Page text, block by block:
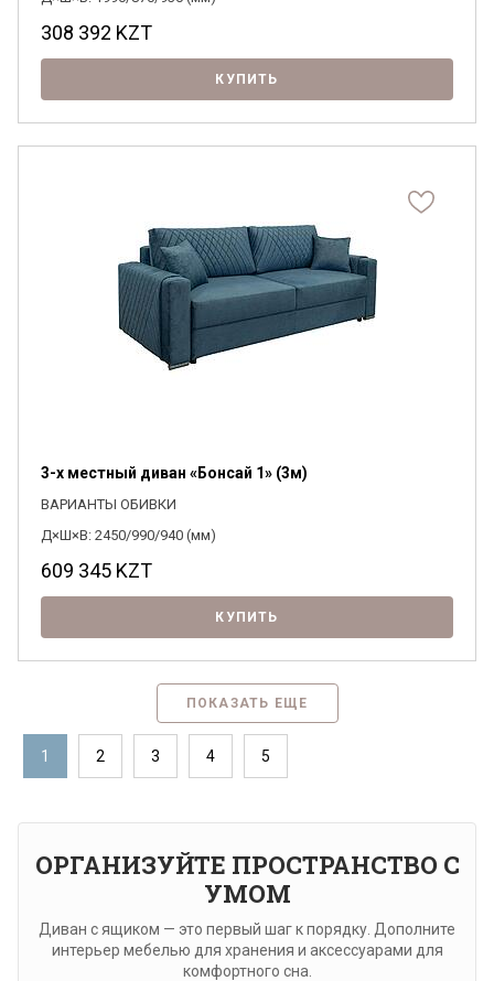
308 392 KZT
КУПИТЬ
3-х местный диван «Бонсай 1» (3м)
ВАРИАНТЫ ОБИВКИ
Д×Ш×В: 2450/990/940 (мм)
609 345 KZT
КУПИТЬ
ПОКАЗАТЬ ЕЩЕ
1 2 3 4 5
ОРГАНИЗУЙТЕ ПРОСТРАНСТВО С
УМОМ
Диван с ящиком — это первый шаг к порядку. Дополните
интерьер мебелью для хранения и аксессуарами для
комфортного сна.